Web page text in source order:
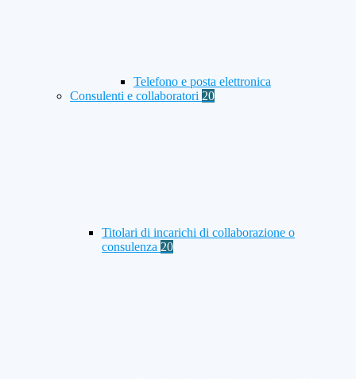
Telefono e posta elettronica
Consulenti e collaboratori 20
Titolari di incarichi di collaborazione o
consulenza 20